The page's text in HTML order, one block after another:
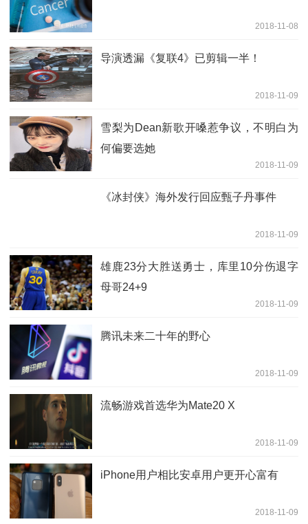
2018-11-08
导演透漏《复联4》已剪辑一半！
2018-11-09
雪梨为Dean新歌开嗓惹争议，不明白为
何偏要选她
2018-11-09
《冰封侠》海外发行回应甄子丹事件
2018-11-09
雄鹿23分大胜送勇士，库里10分伤退字
母哥24+9
2018-11-09
腾讯未来二十年的野心
2018-11-09
流畅游戏首选华为Mate20 X
2018-11-09
iPhone用户相比安卓用户更开心富有
2018-11-09